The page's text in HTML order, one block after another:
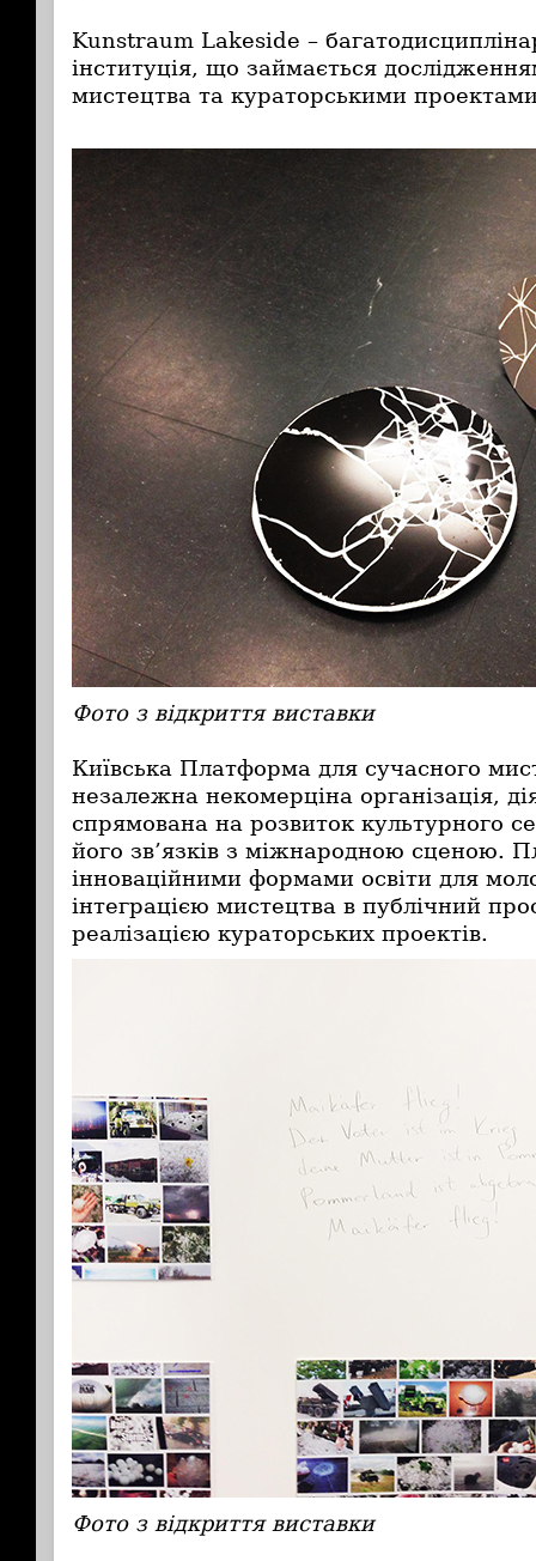
Kunstraum Lakeside –
інституція, що займається
мистецтва та кураторськими
Фото з відкриття виставки
Київська Платформа для сучасного
незалежна некомерціна організація,
спрямована на розвиток культурного
його зв’язків з міжнародною сценою.
інноваційними формами освіти для
інтеграцією мистецтва в публічний
реалізацією кураторських проектів.
Фото з відкриття виставки